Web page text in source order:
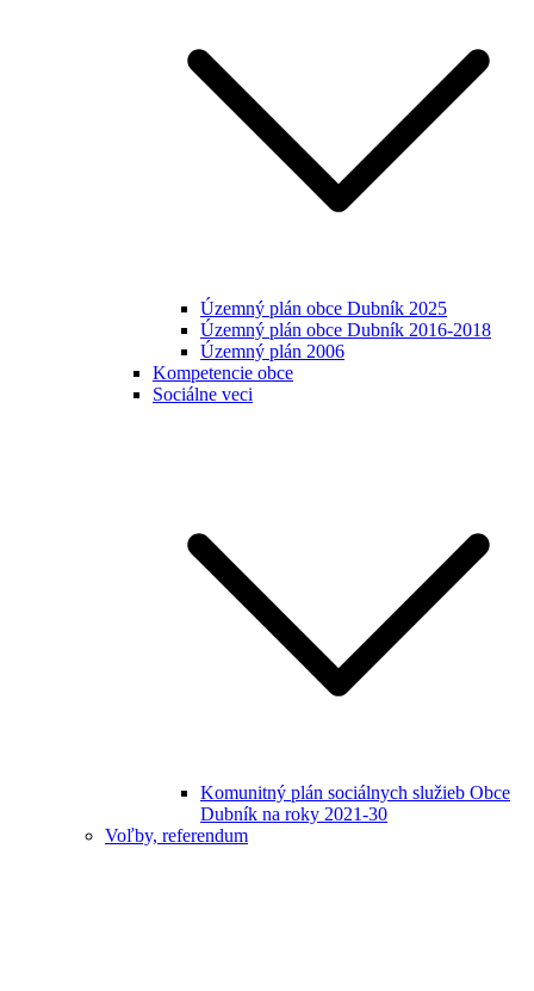
Územný plán obce Dubník 2025
Územný plán obce Dubník 2016-2018
Územný plán 2006
Kompetencie obce
Sociálne veci
Komunitný plán sociálnych služieb Obce
Dubník na roky 2021-30
Voľby, referendum